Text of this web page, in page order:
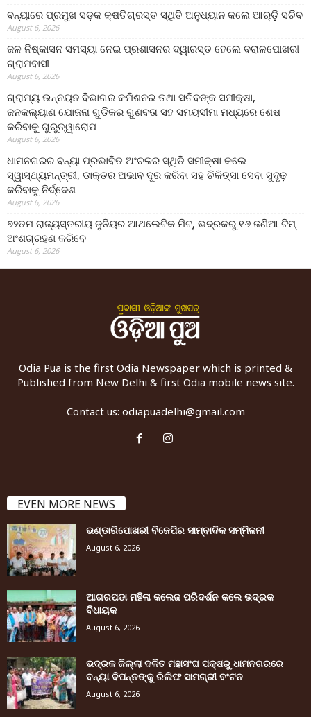
ବନ୍ୟାରେ ପ୍ରମୁଖ ସଡ଼କ କ୍ଷତିଗ୍ରସ୍ତ ସ୍ଥିତି ଅନୁଧ୍ୟାନ କଲେ ଆର୍‌ଡ଼ି ସଚିବ
August 6, 2026
ଜଳ ନିଷ୍କାସନ ସମସ୍ୟା ନେଇ ପ୍ରଶାସନର ଦ୍ୱାରସ୍ତ ହେଲେ ବରାଳପୋଖରୀ
ଗ୍ରାମବାସୀ
August 6, 2026
ଗ୍ରାମ୍ୟ ଉନ୍ନୟନ ବିଭାଗର କମିଶନର ତଥା ସଚିବଙ୍କ ସମୀକ୍ଷା,
ଜନକଲ୍ୟାଣ ଯୋଜନା ଗୁଡିକର ଗୁଣବତା ସହ ସମୟସୀମା ମଧ୍ୟରେ ଶେଷ
କରିବାକୁ ଗୁରୁତ୍ୱାରୋପ
August 6, 2026
ଧାମନଗରର ବନ୍ୟା ପ୍ରଭାବିତ ଅଂଚଳର ସ୍ଥିତି ସମୀକ୍ଷା କଲେ
ସ୍ୱାସ୍ଥ୍ୟମନ୍ତ୍ରୀ, ଡାକ୍ତର ଅଭାବ ଦୂର କରିବା ସହ ଚିକିତ୍ସା ସେବା ସୁଦୃଢ଼
କରିବାକୁ ନିର୍ଦ୍ଦେଶ
August 6, 2026
୭୨ତମ ରାଜ୍ୟସ୍ତରୀୟ ଜୁନିୟର ଆଥଲେଟିକ ମିଟ୍‌, ଭଦ୍ରକରୁ ୧୬ ଜଣିଆ ଟିମ୍
ଅଂଶଗ୍ରହଣ କରିବେ
August 6, 2026
Odia Pua is the first Odia Newspaper which is printed &
Published from New Delhi & first Odia mobile news site.
Contact us: odiapuadelhi@gmail.com
EVEN MORE NEWS
ଭଣ୍ଡାରିପୋଖରୀ ବିଜେପିର ସାମ୍ବାଦିକ ସମ୍ମିଳନୀ
August 6, 2026
ଆଗରପଡା ମହିଳା କଲେଜ ପରିଦର୍ଶନ କଲେ ଭଦ୍ରକ
ବିଧାୟକ
August 6, 2026
ଭଦ୍ରକ ଜିଲ୍ଲା ଦଳିତ ମହାସଂଘ ପକ୍ଷରୁ ଧାମନଗରରେ
ବନ୍ୟା ବିପନ୍ନଙ୍କୁ ରିଲିଫ ସାମଗ୍ରୀ ବଂଟନ
August 6, 2026